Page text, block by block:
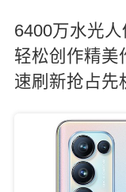
6400万水光
轻松创作精美
速刷新抢占先